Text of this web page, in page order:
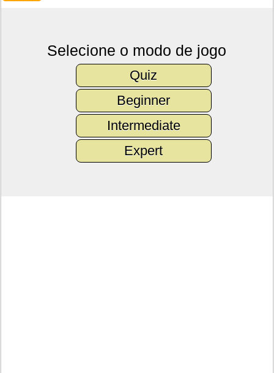
Selecione o modo de jogo
Quiz
Beginner
Intermediate
Expert